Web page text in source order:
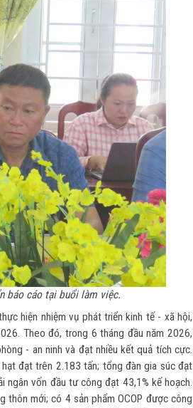
báo cáo tại buổi làm việc.
hiện nhiệm vụ phát triển kinh tế - xã hội,
Theo đó, trong 6 tháng đầu năm 2026,
- an ninh và đạt nhiều kết quả tích cực.
đạt trên 2.183 tấn; tổng đàn gia súc đạt
ngân vốn đầu tư công đạt 43,1% kế hoạch.
mới; có 4 sản phẩm OCOP được công